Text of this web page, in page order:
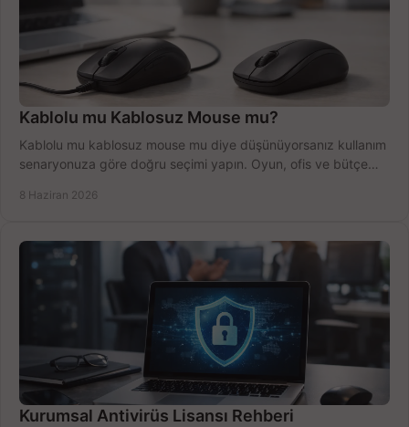
Kablolu mu Kablosuz Mouse mu?
Kablolu mu kablosuz mouse mu diye düşünüyorsanız kullanım
senaryonuza göre doğru seçimi yapın. Oyun, ofis ve bütçe
8 Haziran 2026
Kurumsal Antivirüs Lisansı Rehberi